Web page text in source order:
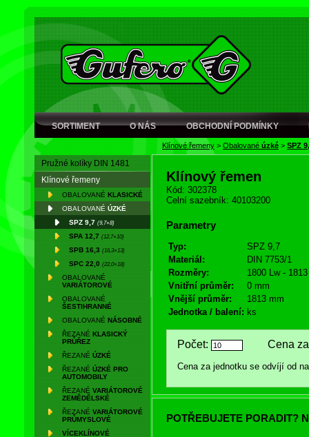
SORTIMENT O NÁS OBCHODNÍ PODMÍNKY
Klínové řemeny > Obalované úzké > SPZ
Pružné kolíky DIN 1481
Klínové řemeny
OBALOVANÉ KLASICKÉ
OBALOVANÉ ÚZKÉ
SPZ 9,7 (9,7×8)
SPA 12,7 (12,7×10)
SPB 16,3 (16,3×13)
SPC 22,0 (22,0×18)
OBALOVANÉ
VARIÁTOROVÉ
OBALOVANÉ
ŠESTIHRANNÉ
OBALOVANÉ NÁSOBNÉ
ŘEZANÉ KLASICKÝ
PRŮŘEZ
ŘEZANÉ ÚZKÉ
ŘEZANÉ ÚZKÉ PRO
AUTOMOBILY
ŘEZANÉ VARIÁTOROVÉ
ZEMĚDĚLSKÉ
ŘEZANÉ VARIÁTOROVÉ
PRŮMYSLOVÉ
VÍCEKLÍNOVÉ
Klínový řemen
Kód: 302378
Celní sazebník: 40103200
Parametry
Typ:
SPZ 9,7
Materiál:
DIN 7753/1
Rozměry:
1800 Lw -
Vnitřní průměr:
0 mm
Vnější průměr:
1813 mm
Jednotka / balení: ks
Počet: Cena za
Cena za jednotku se odvíjí od
POTŘEBUJETE PORADIT?